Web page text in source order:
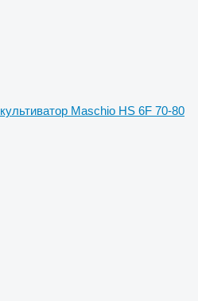
культиватор Maschio HS 6F 70-80